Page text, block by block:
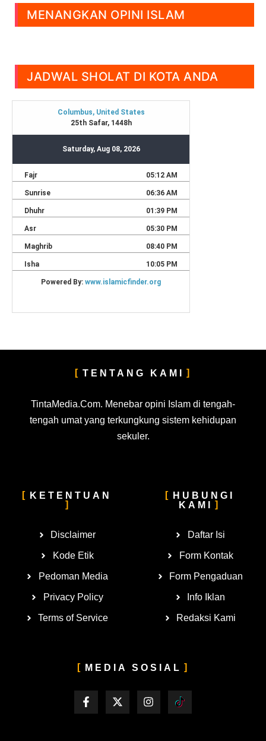
MENANGKAN OPINI ISLAM
JADWAL SHOLAT DI KOTA ANDA
TENTANG KAMI
TintaMedia.Com. Menebar opini Islam di tengah-
tengah umat yang terkungkung sistem kehidupan
sekuler.
KETENTUAN
Disclaimer
Kode Etik
Pedoman Media
Privacy Policy
Terms of Service
HUBUNGI
KAMI
Daftar Isi
Form Kontak
Form Pengaduan
Info Iklan
Redaksi Kami
MEDIA SOSIAL